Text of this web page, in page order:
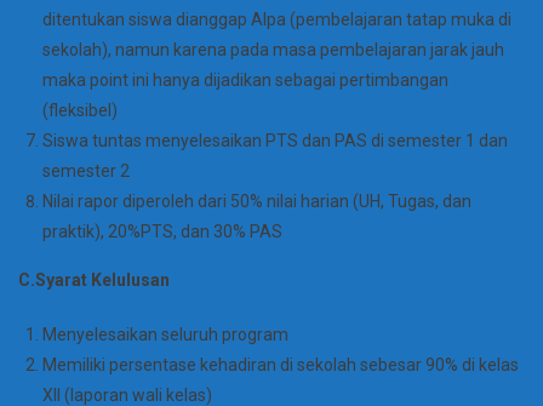
ditentukan siswa dianggap Alpa (pembelajaran tatap muka di
sekolah), namun karena pada masa pembelajaran jarak jauh
maka point ini hanya dijadikan sebagai pertimbangan
(fleksibel)
Siswa tuntas menyelesaikan PTS dan PAS di semester 1 dan
semester 2
Nilai rapor diperoleh dari 50% nilai harian (UH, Tugas, dan
praktik), 20%PTS, dan 30% PAS
C.Syarat Kelulusan
Menyelesaikan seluruh program
Memiliki persentase kehadiran di sekolah sebesar 90% di kelas
XII (laporan wali kelas)